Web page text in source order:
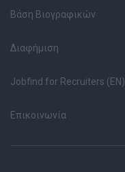
Βάση Βιογραφικών
Διαφήμιση
Jobfind for Recruiters (EN)
Επικοινωνία